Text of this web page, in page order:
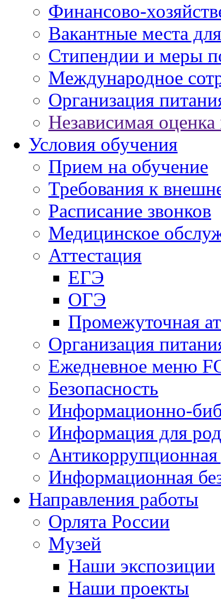
Финансово-
Вакантные места
Стипендии и меры
Международное
Организация
Независимая оценка
Условия обучения
Прием на обучение
Требования к
Расписание звонков
Медицинское
Аттестация
ЕГЭ
ОГЭ
Промежуточная
Организация
Ежедневное меню
Безопасность
Информационно-
Информация для
Антикоррупционная
Информационная
Направления работы
Орлята России
Музей
Наши экспозиции
Наши проекты